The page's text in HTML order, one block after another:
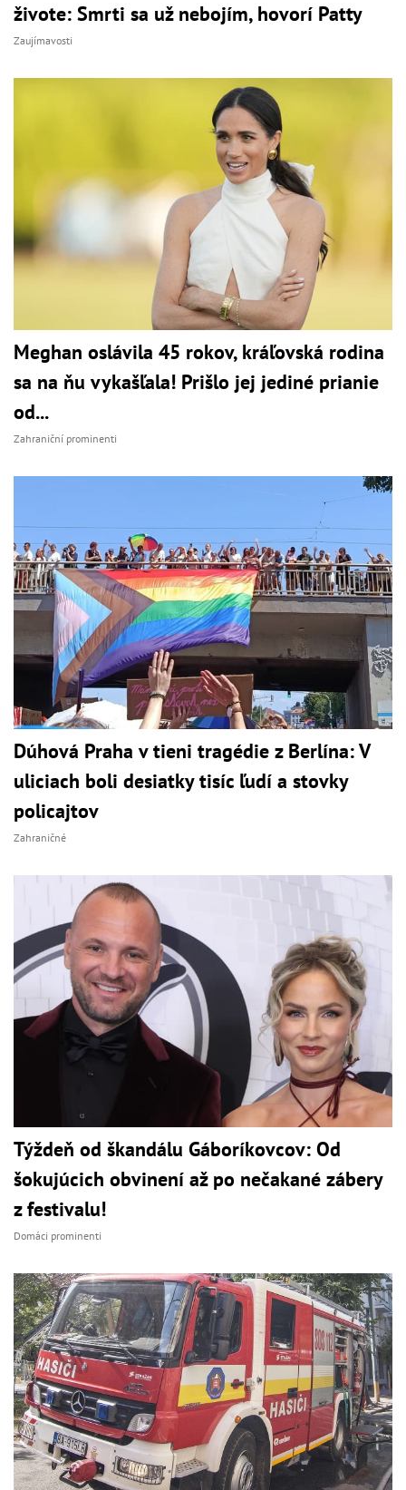
živote: Smrti sa už nebojím, hovorí Patty
Zaujímavosti
Meghan oslávila 45 rokov, kráľovská rodina
sa na ňu vykašľala! Prišlo jej jediné prianie
od...
Zahraniční prominenti
Dúhová Praha v tieni tragédie z Berlína: V
uliciach boli desiatky tisíc ľudí a stovky
policajtov
Zahraničné
Týždeň od škandálu Gáboríkovcov: Od
šokujúcich obvinení až po nečakané zábery
z festivalu!
Domáci prominenti